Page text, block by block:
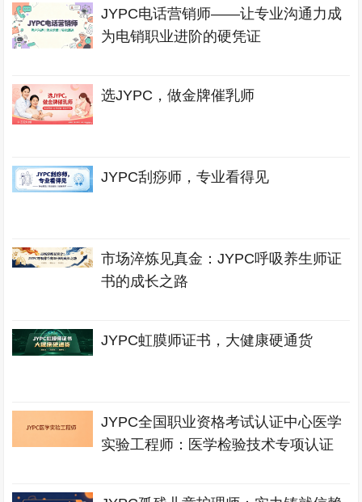
JYPC电话营销师——让专业沟通力成
为电销职业进阶的硬凭证
选JYPC，做金牌催乳师
JYPC刮痧师，专业看得见
市场淬炼见真金：JYPC呼吸养生师证
书的成长之路
JYPC虹膜师证书，大健康硬通货
JYPC全国职业资格考试认证中心医学
实验工程师：医学检验技术专项认证